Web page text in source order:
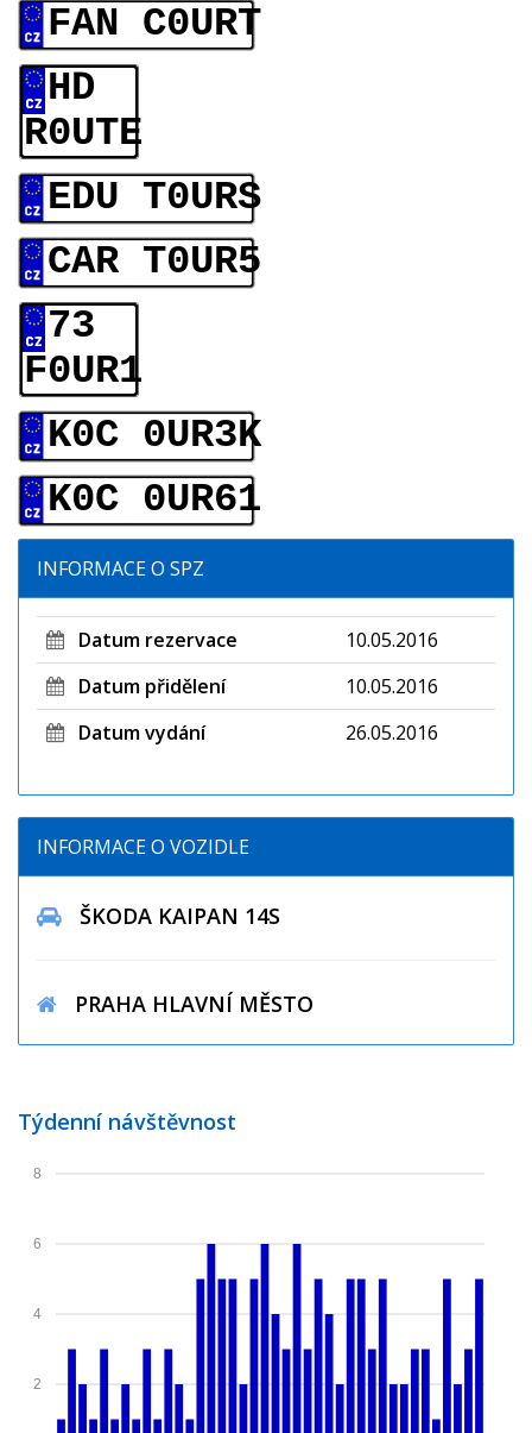
FAN C0URT
HD
R0UTE
EDU T0URS
CAR T0UR5
73
F0UR1
K0C 0UR3K
K0C 0UR61
INFORMACE O SPZ
Datum rezervace
10.05.2016
Datum přidělení
10.05.2016
Datum vydání
26.05.2016
INFORMACE O VOZIDLE
ŠKODA KAIPAN 14S
PRAHA HLAVNÍ MĚSTO
Týdenní návštěvnost
2
4
6
8